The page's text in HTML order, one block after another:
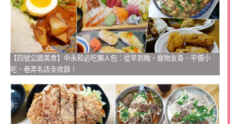
【四號公園美食】中永和必吃懶人包：從早到晚，寵物友善、平價小
吃、巷弄名店全收錄！